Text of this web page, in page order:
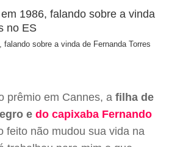
sobre a vinda de Fernanda Torres
prêmio em Cannes, a filha de
e do capixaba Fernando
feito não mudou sua vida na